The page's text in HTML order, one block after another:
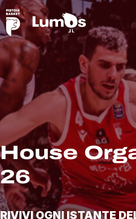
House
26
RIVIVI OGNI ISTANTE